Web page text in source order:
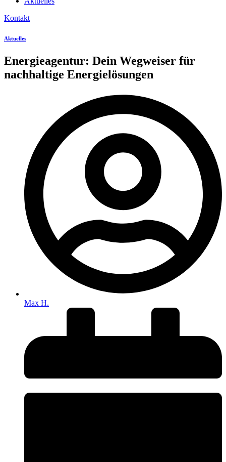
Kontakt
Aktuelles
Energieagentur: Dein Wegweiser für
nachhaltige Energielösungen
Max H.